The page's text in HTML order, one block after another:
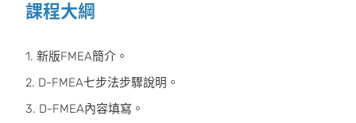
課程大綱
1. 新版FMEA簡介。
2. D-FMEA七步法步驟說明。
3. D-FMEA內容填寫。